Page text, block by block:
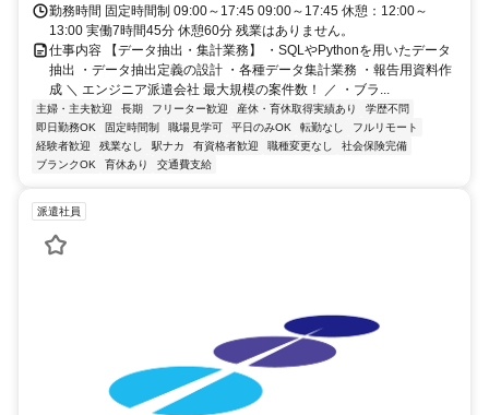
勤務時間 固定時間制 09:00～17:45 09:00～17:45 休憩：12:00～
13:00 実働7時間45分 休憩60分 残業はありません。
仕事内容 【データ抽出・集計業務】 ・SQLやPythonを用いたデータ
抽出 ・データ抽出定義の設計 ・各種データ集計業務 ・報告用資料作
成 ＼ エンジニア派遣会社 最大規模の案件数！ ／ ・ブラ...
主婦・主夫歓迎 長期 フリーター歓迎 産休・育休取得実績あり
学歴不問
即日勤務OK
固定時間制 職場見学可 平日のみOK 転勤なし
フルリモート
経験者歓迎
残業なし 駅ナカ 有資格者歓迎 職種変更なし
社会保険完備
ブランクOK
育休あり 交通費支給
派遣社員